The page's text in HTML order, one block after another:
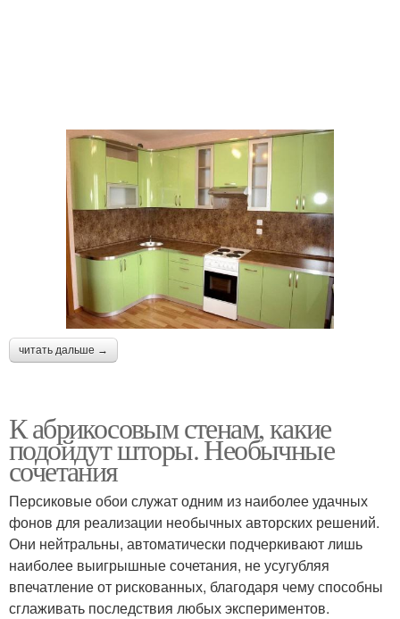
читать дальше →
К абрикосовым стенам, какие
подойдут шторы. Необычные
сочетания
Персиковые обои служат одним из наиболее удачных
фонов для реализации необычных авторских решений.
Они нейтральны, автоматически подчеркивают лишь
наиболее выигрышные сочетания, не усугубляя
впечатление от рискованных, благодаря чему способны
сглаживать последствия любых экспериментов.